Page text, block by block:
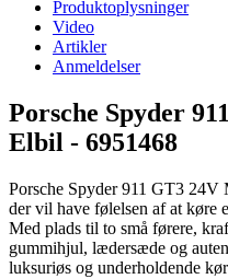
Produktoplysninger
Video
Artikler
Anmeldelser
Porsche Spyder
Elbil - 6951468
Porsche Spyder 911 GT3
der vil have følelsen af at køre
Med plads til to små førere,
gummihjul, lædersæde og
luksuriøs og underholdende